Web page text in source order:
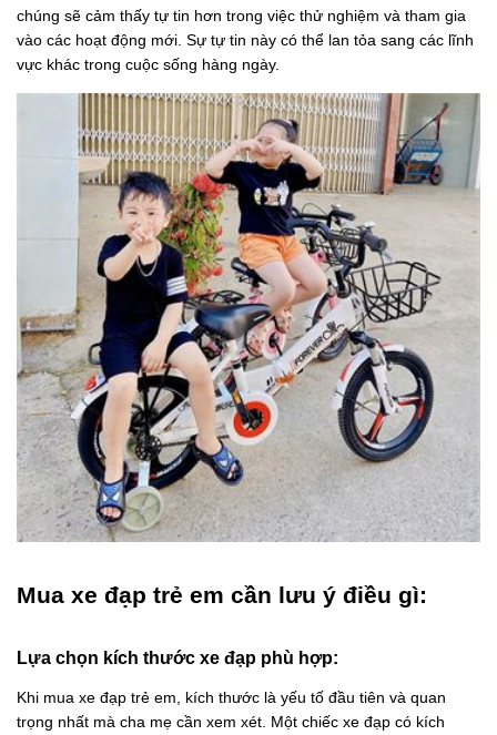
chúng sẽ cảm thấy tự tin hơn trong việc thử nghiệm và tham gia
vào các hoạt động mới. Sự tự tin này có thể lan tỏa sang các lĩnh
vực khác trong cuộc sống hàng ngày.
Mua xe đạp trẻ em cần lưu ý điều gì:
Lựa chọn kích thước xe đạp phù hợp:
Khi mua xe đạp trẻ em, kích thước là yếu tố đầu tiên và quan
trọng nhất mà cha mẹ cần xem xét. Một chiếc xe đạp có kích